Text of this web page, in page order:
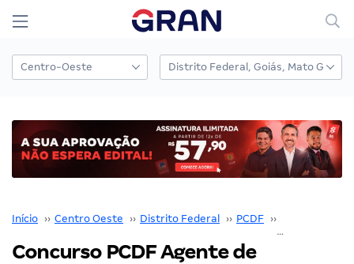
Início ›› Centro Oeste ›› Distrito Federal ›› PCDF ››
Concurso PCDF Agente de